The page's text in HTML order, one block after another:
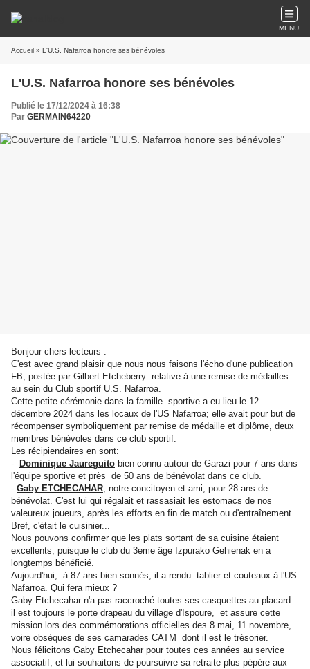
MENU
Accueil » L'U.S. Nafarroa honore ses bénévoles
L'U.S. Nafarroa honore ses bénévoles
Publié le 17/12/2024 à 16:38
Par GERMAIN64220
Bonjour chers lecteurs .
C'est avec grand plaisir que nous nous faisons l'écho d'une publication
FB, postée par Gilbert Etcheberry relative à une remise de médailles
au sein du Club sportif U.S. Nafarroa.
Cette petite cérémonie dans la famille sportive a eu lieu le 12
décembre 2024 dans les locaux de l'US Nafarroa; elle avait pour but de
récompenser symboliquement par remise de médaille et diplôme, deux
membres bénévoles dans ce club sportif.
Les récipiendaires en sont:
-
Dominique Jaureguito bien connu autour de Garazi pour 7 ans dans
l'équipe sportive et près de 50 ans de bénévolat dans ce club.
- Gaby ETCHECAHAR, notre concitoyen et ami, pour 28 ans de
bénévolat. C'est lui qui régalait et rassasiait les estomacs de nos
valeureux joueurs, après les efforts en fin de match ou d'entraînement.
Bref, c'était le cuisinier...
Nous pouvons confirmer que les plats sortant de sa cuisine étaient
excellents, puisque le club du 3eme âge Izpurako Gehienak en a
longtemps bénéficié.
Aujourd'hui, à 87 ans bien sonnés, il a rendu tablier et couteaux à l'US
Nafarroa. Qui fera mieux ?
Gaby Etchecahar n'a pas raccroché toutes ses casquettes au placard:
il est toujours le porte drapeau du village d'Ispoure, et assure cette
mission lors des commémorations officielles des 8 mai, 11 novembre,
voire obsèques de ses camarades CATM dont il est le trésorier.
Nous félicitons Gaby Etchecahar pour toutes ces années au service
associatif, et lui souhaitons de poursuivre sa retraite plus pépère aux